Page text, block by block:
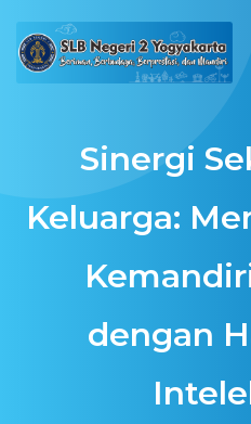
Sinergi
Keluarga:
dengan